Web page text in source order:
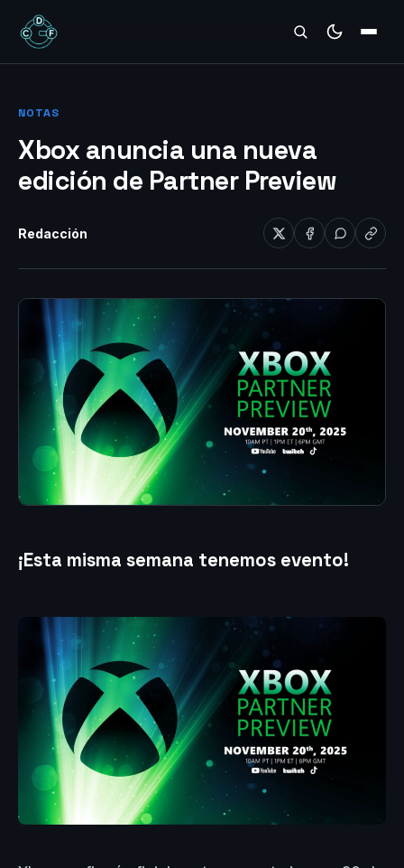
REVIEWS
NOTAS
Xbox anuncia una nueva
edición de Partner Preview
Redacción
¡Esta misma semana tenemos evento!